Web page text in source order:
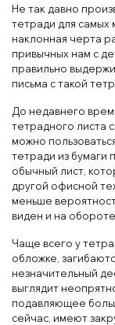
Не так давно
тетради для самых
наклонная черта
привычных нам с
правильно
письма с такой
До недавнего
тетрадного листа
можно
тетради из бумаги
обычный лист,
другой офисной
меньше
виден и на
Чаще всего у
обложке,
незначительный
выглядит
подавляющее
сейчас, имеют